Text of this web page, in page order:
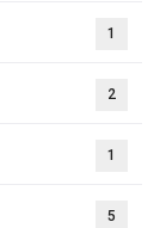
1
2
1
5